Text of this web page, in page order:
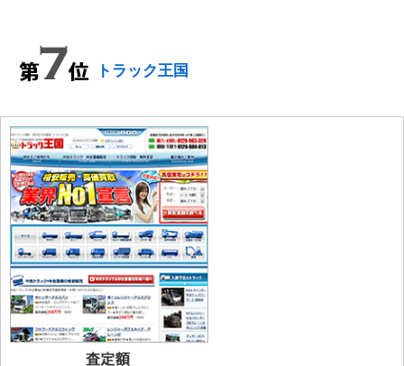
トラック王国